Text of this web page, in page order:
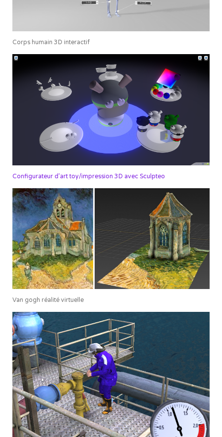
Corps humain 3D interactif
Configurateur d’art toy/impression 3D avec Sculpteo
Van gogh réalité virtuelle